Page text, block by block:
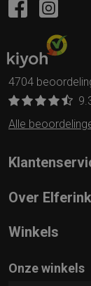
4704
Alle
Over Elferink
Winkels
Onze winkels